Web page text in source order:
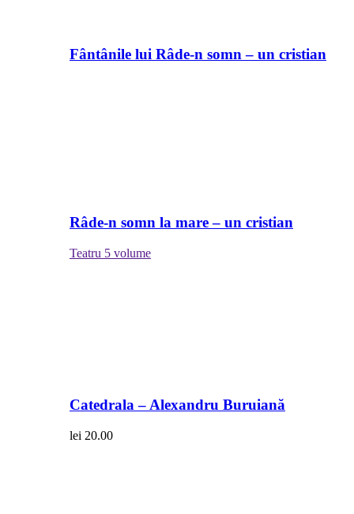
Fântânile lui Râde-n somn – un cristian
Râde-n somn la mare – un cristian
Teatru 5 volume
Catedrala – Alexandru Buruiană
lei 20.00